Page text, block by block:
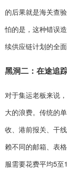
的后果就是海关查
怕的是，这种错误
续供应链计划的全面
黑洞二：在途追
对于集运老板来说
大的浪费。传统的
收、港前报关、干
赖不同的邮箱、表
服需要花费平均5